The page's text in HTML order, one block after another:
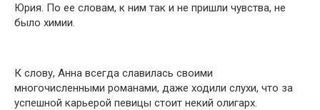
Юрия. По ее словам, к ним так и не пришли чувства, не
было химии.
К слову, Анна всегда славилась своими
многочисленными романами, даже ходили слухи, что за
успешной карьерой певицы стоит некий олигарх.